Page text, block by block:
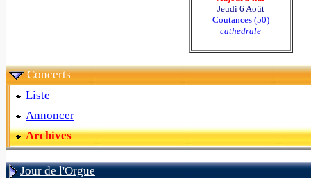
Jeudi 6 Août
Coutances (50)
cathedrale
Concerts
Liste
Annoncer
Archives
Jour de l'Orgue